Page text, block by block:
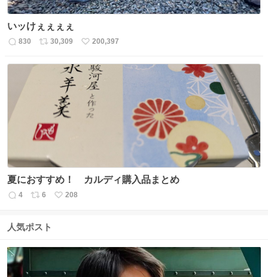
いッけぇぇぇぇ
返
830
リ
30,309
い
ね
数
200,397
夏におすすめ！ カルディ購入品まとめ
返
数
4
リ
ス
数
6
い
208
人気ポスト